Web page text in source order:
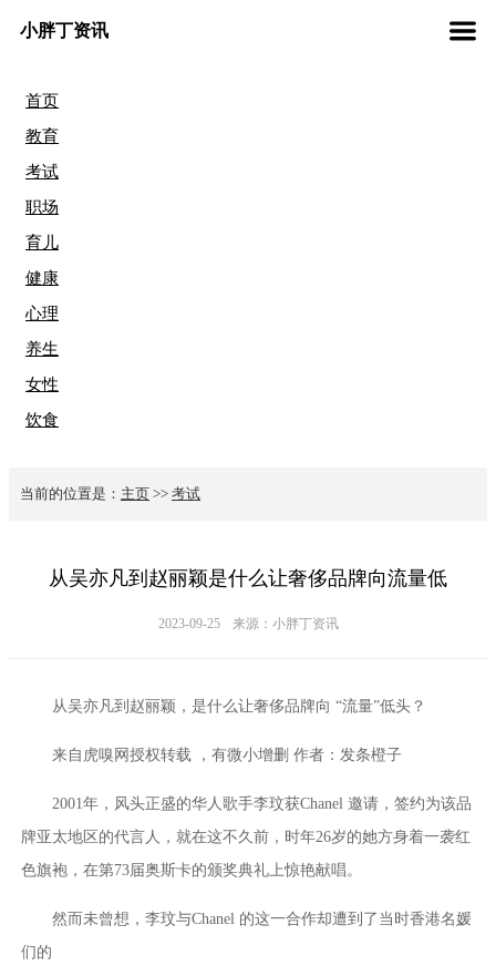
小胖丁资讯
首页
教育
考试
职场
育儿
健康
心理
养生
女性
饮食
当前的位置是： 主页 >> 考试
从吴亦凡到赵丽颖是什么让奢侈品牌向流量低
2023-09-25 来源：小胖丁资讯
从吴亦凡到赵丽颖，是什么让奢侈品牌向 “流量”低头？
来自虎嗅网授权转载 ，有微小增删 作者：发条橙子
2001年，风头正盛的华人歌手李玟获Chanel 邀请，签约为该品
牌亚太地区的代言人，就在这不久前，时年26岁的她方身着一袭红
色旗袍，在第73届奥斯卡的颁奖典礼上惊艳献唱。
然而未曾想，李玟与Chanel 的这一合作却遭到了当时香港名媛
们的